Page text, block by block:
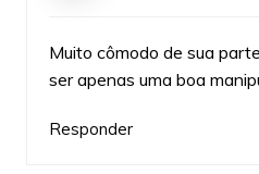
Muito cômodo de sua
ser apenas uma boa
Responder